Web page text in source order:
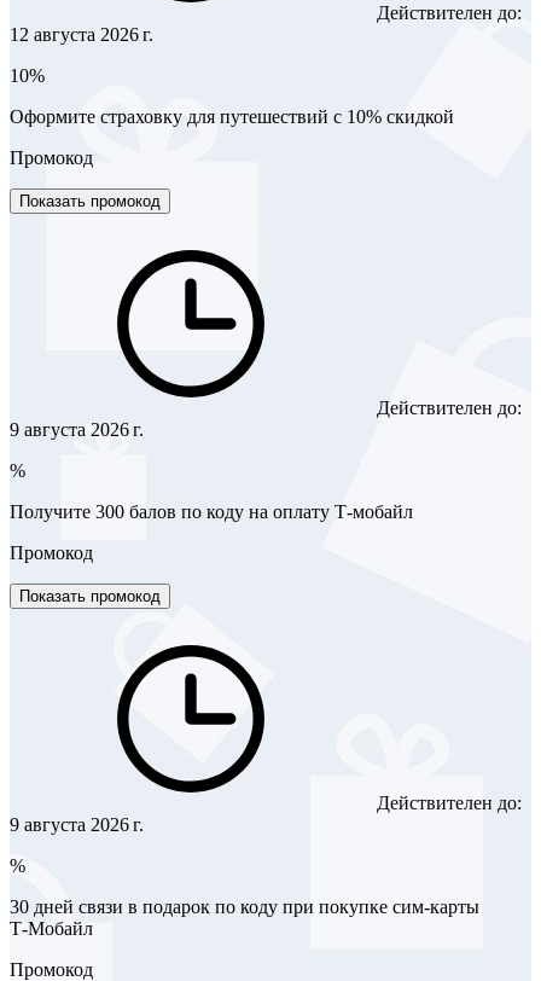
Действителен до:
12 августа 2026 г.
10%
Оформите страховку для путешествий с 10% скидкой
Промокод
Показать промокод
Действителен до:
9 августа 2026 г.
%
Получите 300 балов по коду на оплату Т-мобайл
Промокод
Показать промокод
Действителен до:
9 августа 2026 г.
%
30 дней связи в подарок по коду при покупке сим-карты
Т‑Мобайл
Промокод